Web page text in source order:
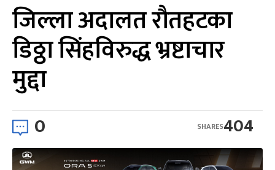
जिल्ला अदालत रौतहटका
डिठ्ठा सिंहविरुद्ध भ्रष्टाचार
मुद्दा
0 404
SHARES